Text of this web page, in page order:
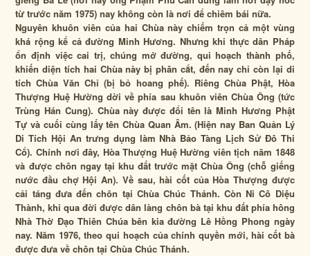
từ trước năm 1975) nay không còn là nơi để chiêm bái nữa.
Nguyên khuôn viên của hai Chùa này chiếm trọn cả một vùng
khá rộng kể cả đường Minh Hương. Nhưng khi thực dân Pháp
ổn định việc cai trị, chúng mở đường, qui hoạch thành phố,
khiến diện tích hai Chùa này bị phân cắt, đến nay chỉ còn lại di
tích Chùa Văn Chỉ (bị bỏ hoang phế). Riêng Chùa Phật, Hòa
Thượng Huệ Hường dời về phía sau khuôn viên Chùa Ông (tức
Trùng Hán Cung). Chùa này được đổi tên là Minh Hương Phật
Tự và cuối cùng lấy tên Chùa Quan Âm. (Hiện nay Ban Quản Lý
Di Tích Hội An trưng dụng làm Nhà Bảo Tàng Lịch Sử Đô Thi
Cổ). Chính nơi đây, Hòa Thượng Huệ Hường viên tịch năm 1848
và được chôn ngay tại khu đất trước mặt Chùa Ông (chỗ giếng
nước đầu chợ Hội An). Về sau, hài cốt của Hòa Thượng được
cải táng đưa đến chôn tại Chùa Chúc Thánh. Còn Ni Cô Diệu
Thành, khi qua đời được dân làng chôn bà tại khu đất phía hông
Nhà Thờ Đạo Thiên Chúa bên kia đường Lê Hồng Phong ngày
nay. Năm 1976, theo qui hoạch của chính quyền mới, hài cốt bà
được đưa về chôn tại Chùa Chúc Thánh.